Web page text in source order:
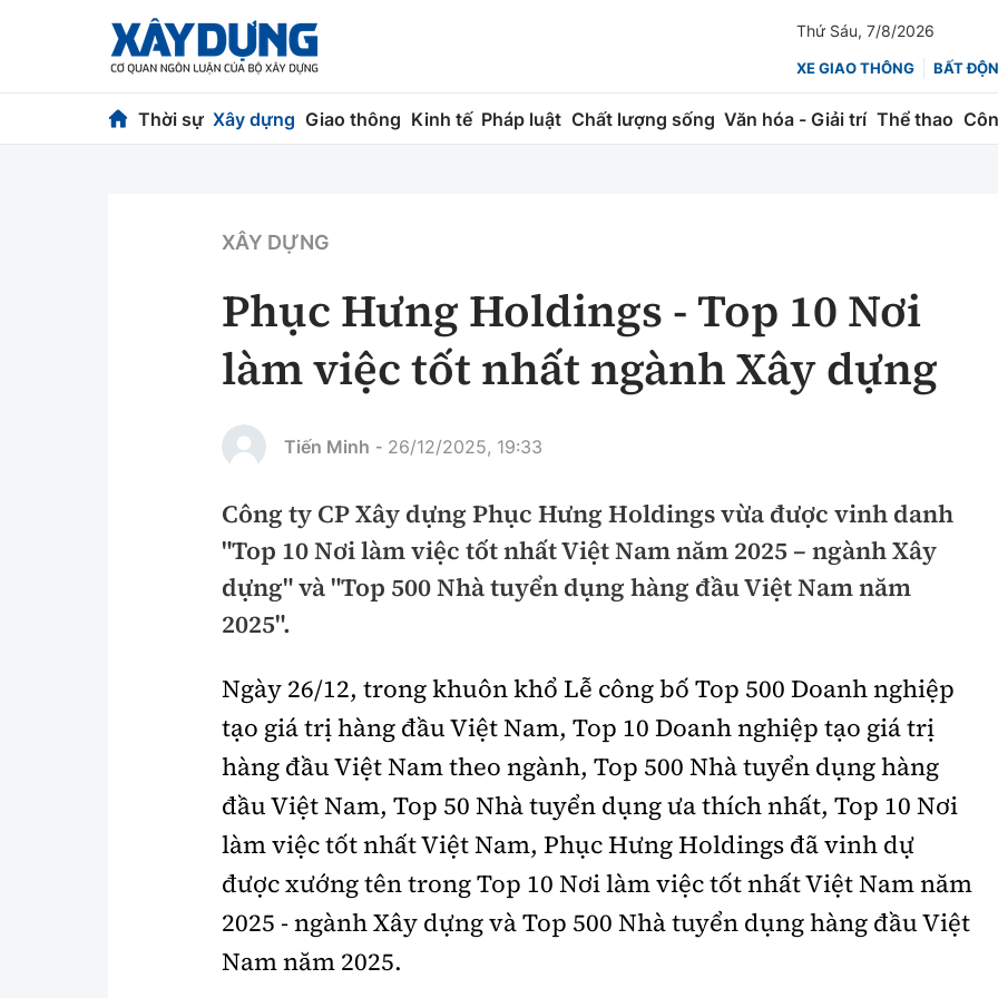
Thứ Sáu, 7/8/2026
XE GIAO THÔNG BẤT
Thời sự Xây dựng Giao thông Kinh tế Pháp luật Chất lượng sống Văn hóa - Giải trí Thể thao
Chuyện dọc đường Vật liệu xây dựng
Giám định chất lượng
Hàng không
Đường sắt
Đường thủy
Hàng hải
Nhà thầu
Mời thầu - Đấu thầu
Thi viết về Ngành
Chứng khoán
Bảo hiểm
An ninh hình sự
An toàn giao thông
Giao thông 24h
Lái xe an toàn
Chung tay vì ATGT
Gương sáng giao thông
xem thêm
Chất lượng sống Văn hóa - Giải Trí Thể thao Công nghệ
XÂY DỰNG
Phục Hưng Holdings - Top 10 Nơi
làm việc tốt nhất ngành Xây dựng
Tiến Minh - 26/12/2025, 19:33
Công ty CP Xây dựng Phục Hưng Holdings vừa được vinh danh
"Top 10 Nơi làm việc tốt nhất Việt Nam năm 2025 – ngành Xây
dựng" và "Top 500 Nhà tuyển dụng hàng đầu Việt Nam năm
2025".
Ngày 26/12, trong khuôn khổ Lễ công bố Top 500 Doanh nghiệp
tạo giá trị hàng đầu Việt Nam, Top 10 Doanh nghiệp tạo giá trị
hàng đầu Việt Nam theo ngành, Top 500 Nhà tuyển dụng hàng
đầu Việt Nam, Top 50 Nhà tuyển dụng ưa thích nhất, Top 10 Nơi
làm việc tốt nhất Việt Nam, Phục Hưng Holdings đã vinh dự
được xướng tên trong Top 10 Nơi làm việc tốt nhất Việt Nam năm
2025 - ngành Xây dựng và Top 500 Nhà tuyển dụng hàng đầu Việt
Nam năm 2025.